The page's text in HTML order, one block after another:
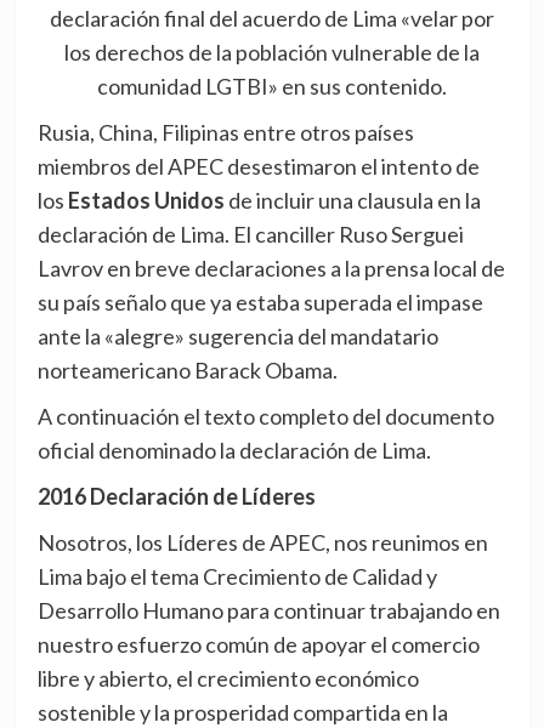
declaración final del acuerdo de Lima «velar por
los derechos de la población vulnerable de la
comunidad LGTBI» en sus contenido.
Rusia, China, Filipinas entre otros países
miembros del APEC desestimaron el intento de
los Estados Unidos de incluir una clausula en la
declaración de Lima. El canciller Ruso Serguei
Lavrov en breve declaraciones a la prensa local de
su país señalo que ya estaba superada el impase
ante la «alegre» sugerencia del mandatario
norteamericano Barack Obama.
A continuación el texto completo del documento
oficial denominado la declaración de Lima.
2016 Declaración de Líderes
Nosotros, los Líderes de APEC, nos reunimos en
Lima bajo el tema Crecimiento de Calidad y
Desarrollo Humano para continuar trabajando en
nuestro esfuerzo común de apoyar el comercio
libre y abierto, el crecimiento económico
sostenible y la prosperidad compartida en la